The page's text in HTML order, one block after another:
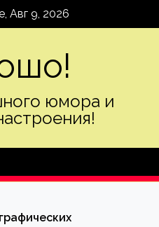
Авг 9, 2026
юмора и